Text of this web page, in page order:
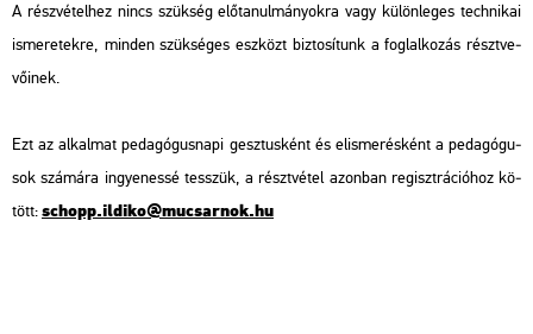
A rész­vé­tel­hez nincs szük­ség elő­ta­nul­má­nyok­ra vagy kü­lön­le­ges tech­ni­kai
is­me­re­tek­re, min­den szük­sé­ges esz­közt biz­to­sí­tunk a fog­lal­ko­zás részt­ve­
vő­i­nek.
Ezt az al­kal­mat pe­da­gó­gus­na­pi gesz­tus­ként és el­is­me­rés­ként a pe­da­gó­gu­
sok szá­má­ra in­gye­nes­sé tesszük, a részt­vé­tel azon­ban re­giszt­rá­ci­ó­hoz kö­
tött:schopp.​il­di­ko@​mu­csar­nok.​hu